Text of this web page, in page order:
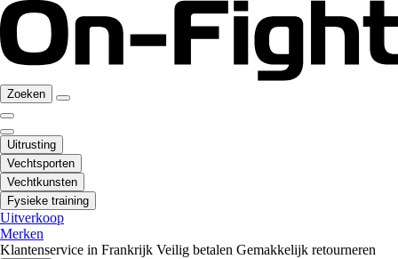
Zoeken
Uitrusting
Vechtsporten
Vechtkunsten
Fysieke training
Uitverkoop
Merken
Klantenservice in Frankrijk Veilig betalen Gemakkelijk retourneren